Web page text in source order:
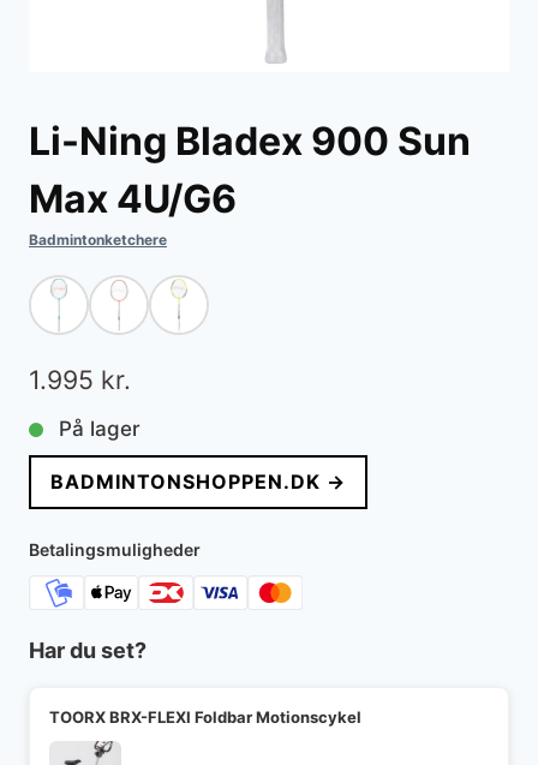
Li-Ning Bladex 900 Sun
Max 4U/G6
Badmintonketchere
1.995 kr.
På lager
BADMINTONSHOPPEN.DK →
Betalingsmuligheder
Har du set?
TOORX BRX-FLEXI Foldbar Motionscykel